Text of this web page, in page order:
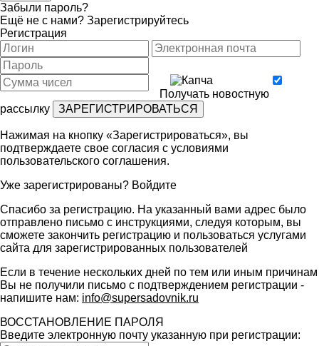
Забыли пароль?
Ещё не с нами? Зарегистрируйтесь
Регистрация
Получать новостную
рассылку
Нажимая на кнопку «Зарегистрироваться», вы
подтверждаете свое согласия с условиями
пользовательского соглашения.
Уже зарегистрированы? Войдите
Спасибо за регистрацию. На указанный вами адрес было
отправлено письмо с инструкциями, следуя которым, вы
сможете закончить регистрацию и пользоваться услугами
сайта для зарегистрированных пользователей
Если в течение нескольких дней по тем или иным причинам
Вы не получили письмо с подтверждением регистрации -
напишите нам: info@supersadovnik.ru
ВОССТАНОВЛЕНИЕ ПАРОЛЯ
Введите электронную почту указанную при регистрации: